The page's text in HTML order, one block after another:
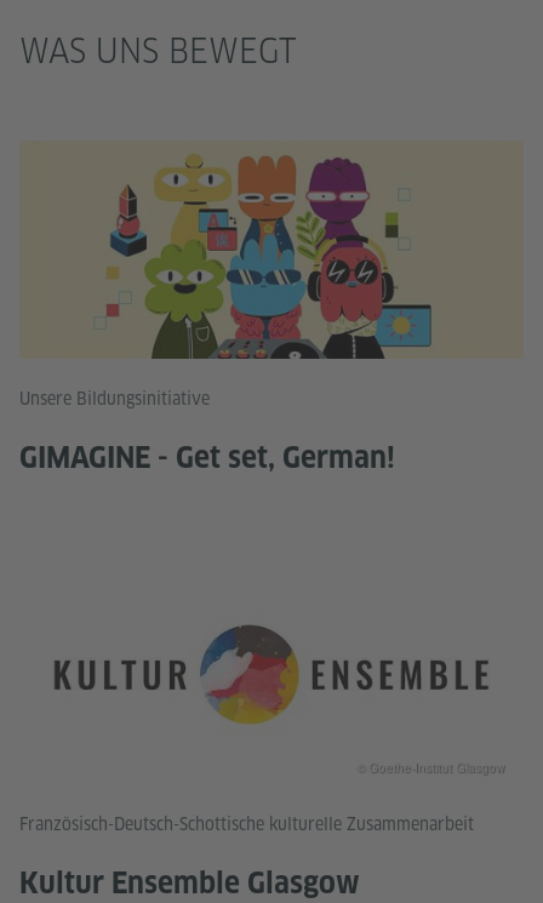
WAS UNS BEWEGT
Unsere Bildungsinitiative
GIMAGINE - Get set, German!
Französisch-Deutsch-Schottische kulturelle Zusammenarbeit
Kultur Ensemble Glasgow
© Goethe-Institut Glasgow